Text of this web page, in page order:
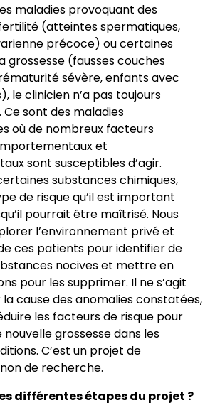
maladies provoquant des
(atteintes spermatiques,
précoce) ou certaines
grossesse (fausses couches
sévère, enfants avec
le clinicien n’a pas toujours
Ce sont des maladies
où de nombreux facteurs
et
sont susceptibles d’agir.
substances chimiques,
de risque qu’il est important
pourrait être maîtrisé. Nous
l’environnement privé et
ces patients pour identifier de
nocives et mettre en
pour les supprimer. Il ne s’agit
la cause des anomalies constatées,
les facteurs de risque pour
grossesse dans les
C’est un projet de
de recherche.
différentes étapes du projet ?